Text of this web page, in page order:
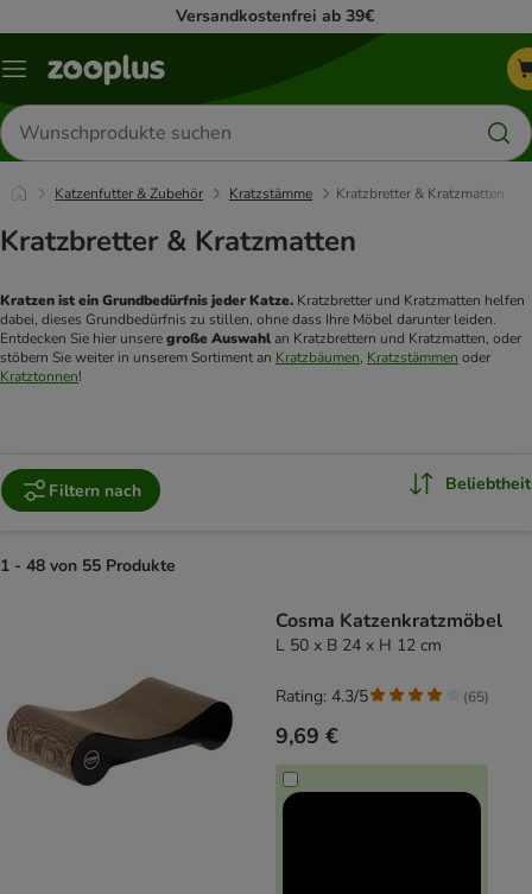
Versandkostenfrei ab 39€
Menü
Produkte
suchen
Katzenfutter & Zubehör Kratzstämme Kratzbretter & Kratzmatten
Kratzbretter & Kratzmatten
Kratzen ist ein Grundbedürfnis jeder Katze. Kratzbretter und Kratzmatten helfen
dabei, dieses Grundbedürfnis zu stillen, ohne dass Ihre Möbel darunter leiden.
Entdecken Sie hier unsere große Auswahl an Kratzbrettern und Kratzmatten, oder
stöbern Sie weiter in unserem Sortiment an Kratzbäumen, Kratzstämmen
Kratztonnen!
Filtern nach Beliebtheit
1 - 48 von 55 Produkte
Cosma Katzenkratzmöbel
L 50 x B 24 x H 12 cm
9,69 €
Rating: 4.3/5 (65)